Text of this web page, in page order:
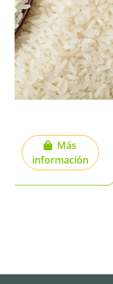
Arroz
P.
S/3.03 x Kg